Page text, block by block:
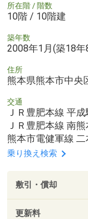
所在階 / 階数
10階 / 10階建
築年数
2008年1月(築18年
住所
熊本県熊本市中
交通
ＪＲ豊肥本線 平
ＪＲ豊肥本線 南
熊本市電健軍線
乗り換え検索
敷引・償却
更新料